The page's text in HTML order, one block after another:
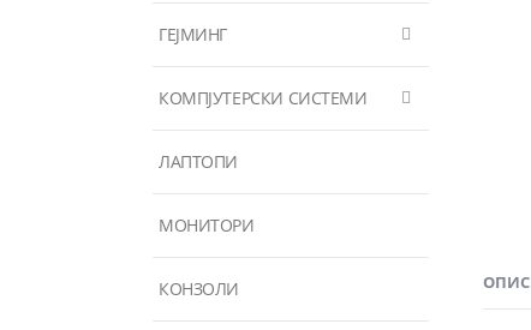
ОПИС
ГЕЈМИНГ
КОМПЈУТЕРСКИ СИСТЕМИ
ЛАПТОПИ
МОНИТОРИ
КОНЗОЛИ